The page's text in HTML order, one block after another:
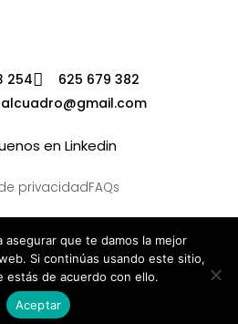
254
625 679 382
en Linkedin
privacidadFAQs
asegurar que te damos la mejor
Si continúas usando este sitio,
estás de acuerdo con ello.
Aceptar